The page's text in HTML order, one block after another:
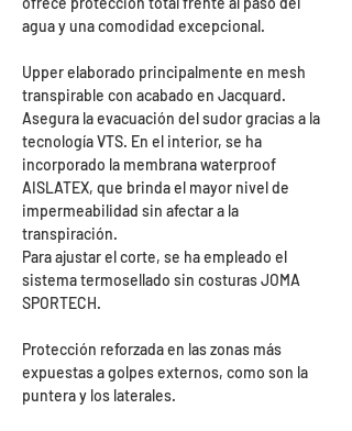
agua y una comodidad excepcional.
Upper elaborado principalmente en mesh
transpirable con acabado en Jacquard.
Asegura la evacuación del sudor gracias a la
tecnología VTS. En el interior, se ha
incorporado la membrana waterproof
AISLATEX, que brinda el mayor nivel de
impermeabilidad sin afectar a la
transpiración.
Para ajustar el corte, se ha empleado el
sistema termosellado sin costuras JOMA
SPORTECH.
Protección reforzada en las zonas más
expuestas a golpes externos, como son la
puntera y los laterales.